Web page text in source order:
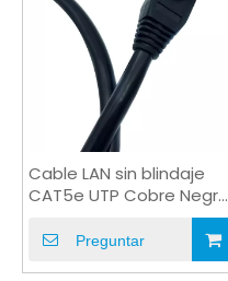
Cable LAN sin blindaje
CAT5e UTP Cobre Negro
Preguntar